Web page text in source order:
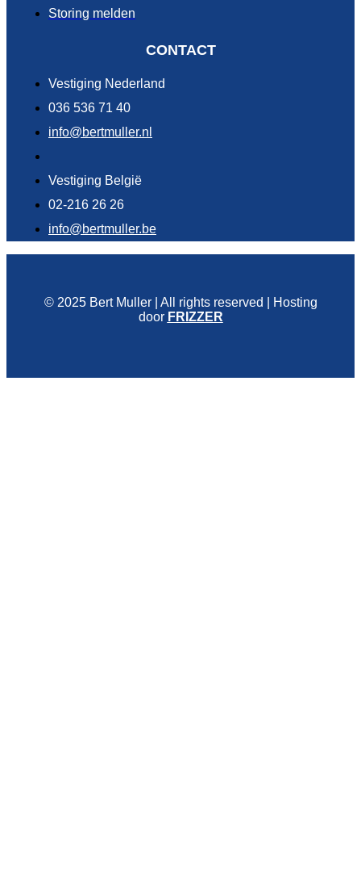
Storing melden
CONTACT
Vestiging Nederland
036 536 71 40
info@bertmuller.nl
Vestiging België
02-216 26 26
info@bertmuller.be
© 2025 Bert Muller | All rights reserved | Hosting
door FRIZZER